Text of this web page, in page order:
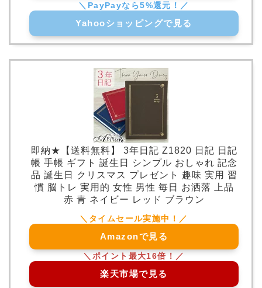
Yahooショッピングで見る
即納★【送料無料】 3年日記 Z1820 日記 日記
帳 手帳 ギフト 誕生日 シンプル おしゃれ 記念
品 誕生日 クリスマス プレゼント 趣味 実用 習
慣 脳トレ 実用的 女性 男性 毎日 お洒落 上品
赤 青 ネイビー レッド ブラウン
Amazonで見る
楽天市場で見る